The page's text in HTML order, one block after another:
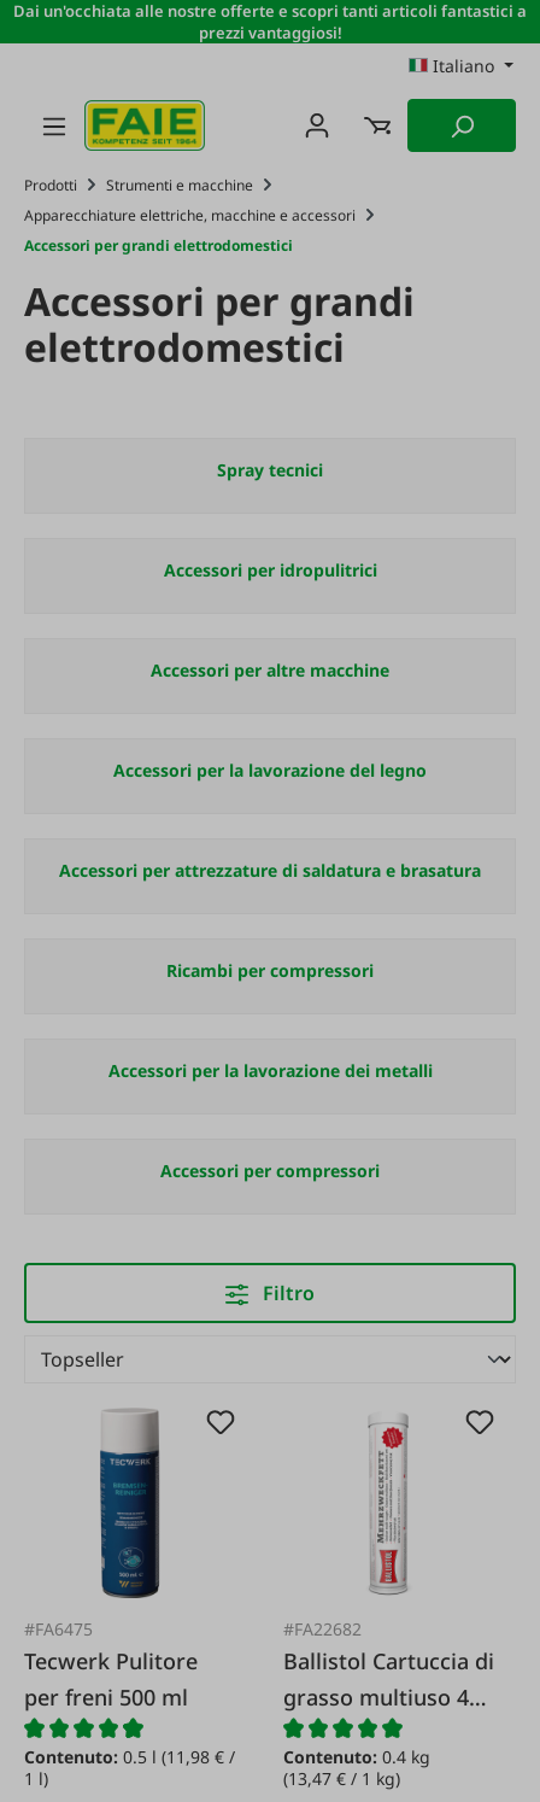
Passa al contenuto principale
Dai un'occhiata alle nostre offerte e scopri tanti articoli fantastici a
prezzi vantaggiosi!
Italiano
Prodotti
Strumenti e macchine
Apparecchiature elettriche, macchine e accessori
Accessori per grandi elettrodomestici
Accessori per grandi
elettrodomestici
Spray tecnici
Accessori per idropulitrici
Accessori per altre macchine
Accessori per la lavorazione del legno
Accessori per attrezzature di saldatura e brasatura
Ricambi per compressori
Accessori per la lavorazione dei metalli
Accessori per compressori
Filtro
#FA6475
Tecwerk Pulitore
per freni 500 ml
Contenuto: 0.5 l (11,98 € /
1 l)
#FA22682
Ballistol Cartuccia di
grasso multiuso 400
g
Contenuto:0.4 kg
(13,47 € / 1 kg)